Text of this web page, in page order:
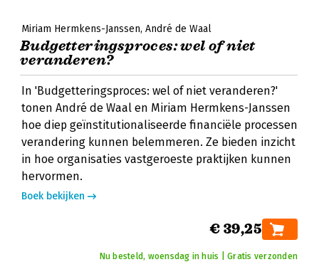
Miriam Hermkens-Janssen André de Waal
Budgetteringsproces: wel of niet
veranderen?
In 'Budgetteringsproces: wel of niet veranderen?'
tonen André de Waal en Miriam Hermkens-Janssen
hoe diep geïnstitutionaliseerde financiële processen
verandering kunnen belemmeren. Ze bieden inzicht
in hoe organisaties vastgeroeste praktijken kunnen
hervormen.
Boek bekijken
€ 39,25
Nu besteld, woensdag in huis | Gratis verzonden